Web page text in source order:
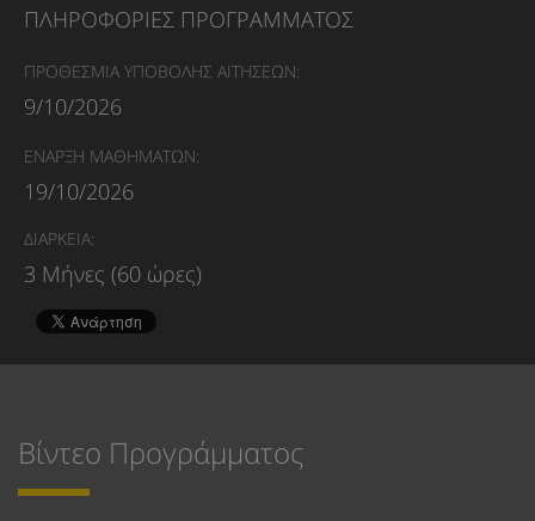
ΠΛΗΡΟΦΟΡΙΕΣ ΠΡΟΓΡΑΜΜΑΤΟΣ
ΠΡΟΘΕΣΜΙΑ ΥΠΟΒΟΛΗΣ ΑΙΤΗΣΕΩΝ:
9/10/2026
ΕΝΑΡΞΗ ΜΑΘΗΜΑΤΩΝ:
19/10/2026
ΔΙΑΡΚΕΙΑ:
3 Μήνες (60 ώρες)
Βίντεο Προγράμματος